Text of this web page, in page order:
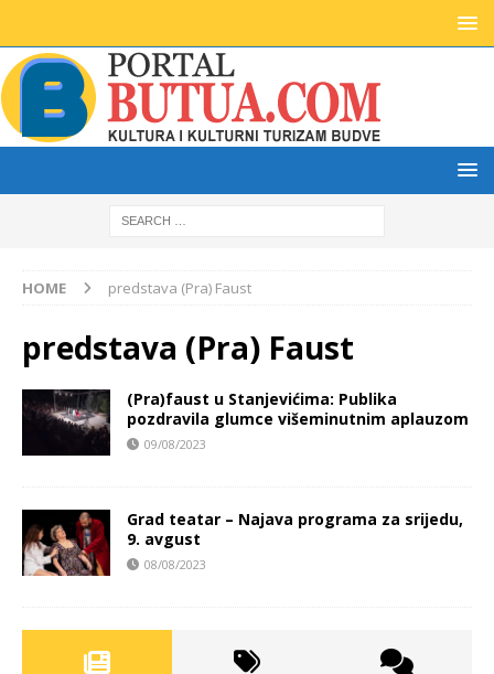
HOME predstava (Pra) Faust
predstava (Pra) Faust
(Pra)faust u Stanjevićima: Publika
pozdravila glumce višeminutnim aplauzom
09/08/2023
Grad teatar – Najava programa za srijedu,
9. avgust
08/08/2023